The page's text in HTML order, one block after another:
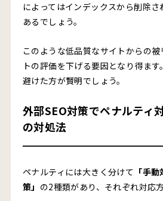
によってはインデックスから削除
あるでしょう。
このような低品質なサイトからの
トの評価を下げる要因となり得ます
避けた方が賢明でしょう。
外部SEO対策でペナルティ
の対処法
ペナルティには大きく分けて 「手
策」 の2種類があり、それぞれ対応